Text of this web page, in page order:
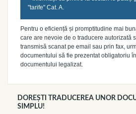
"tarife" Cat. A.
Pentru o eficiență și promptitudine mai
care are nevoie de o traducere autorizată
transmisă scanat pe email sau prin fax,
documentului să fie prezentat obligatoriu
documentului legalizat.
DOREŞTI TRADUCEREA UNOR
SIMPLU!